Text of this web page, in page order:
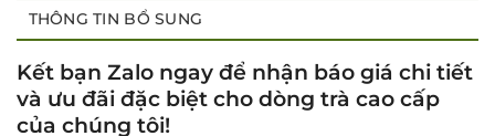
THÔNG TIN BỔ SUNG
Kết bạn Zalo ngay để nhận báo giá chi tiết
và ưu đãi đặc biệt cho dòng trà cao cấp
của chúng tôi!